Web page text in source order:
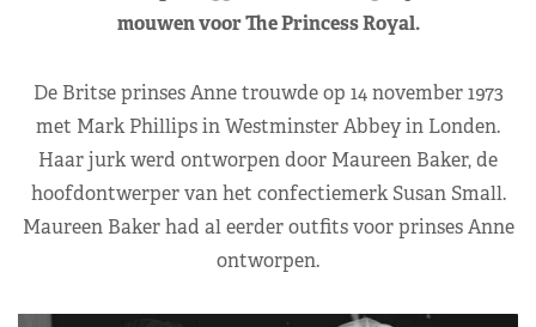
mouwen voor The Princess Royal.
De Britse prinses Anne trouwde op 14 november 1973
met Mark Phillips in Westminster Abbey in Londen.
Haar jurk werd ontworpen door Maureen Baker, de
hoofdontwerper van het confectiemerk Susan Small.
Maureen Baker had al eerder outfits voor prinses Anne
ontworpen.